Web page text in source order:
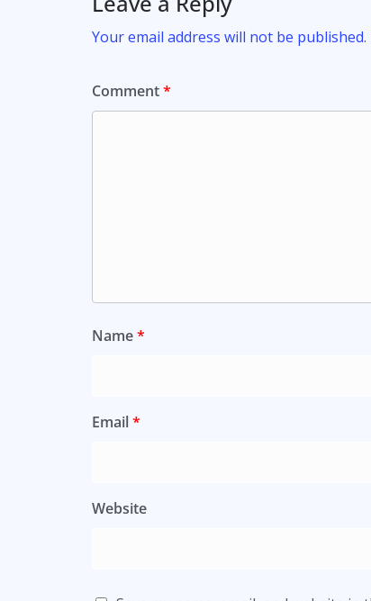
Your email address will not be published.
Comment*
Name*
Email*
Website